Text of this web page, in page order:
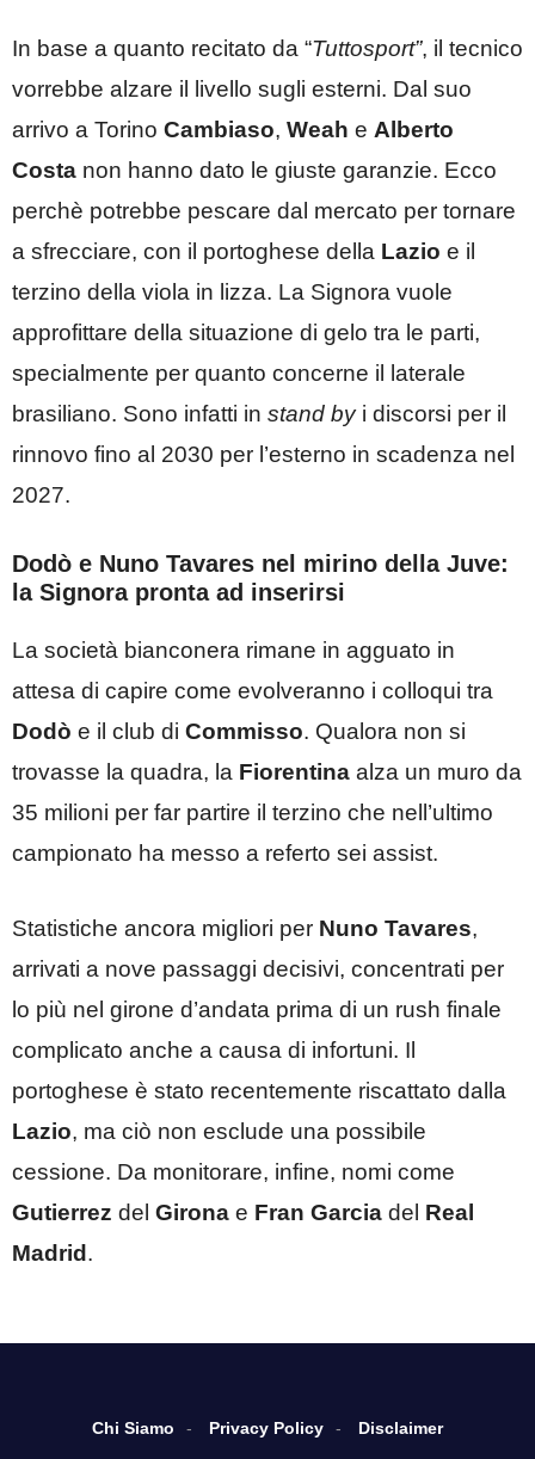
In base a quanto recitato da “Tuttosport”, il tecnico
vorrebbe alzare il livello sugli esterni. Dal suo
arrivo a Torino Cambiaso, Weah e Alberto
Costa non hanno dato le giuste garanzie. Ecco
perchè potrebbe pescare dal mercato per tornare
a sfrecciare, con il portoghese della Lazio e il
terzino della viola in lizza. La Signora vuole
approfittare della situazione di gelo tra le parti,
specialmente per quanto concerne il laterale
brasiliano. Sono infatti in stand by i discorsi per il
rinnovo fino al 2030 per l’esterno in scadenza nel
2027.
Dodò e Nuno Tavares nel mirino della Juve:
la Signora pronta ad inserirsi
La società bianconera rimane in agguato in
attesa di capire come evolveranno i colloqui tra
Dodò e il club di Commisso. Qualora non si
trovasse la quadra, la Fiorentina alza un muro da
35 milioni per far partire il terzino che nell’ultimo
campionato ha messo a referto sei assist.
Statistiche ancora migliori per Nuno Tavares,
arrivati a nove passaggi decisivi, concentrati per
lo più nel girone d’andata prima di un rush finale
complicato anche a causa di infortuni. Il
portoghese è stato recentemente riscattato dalla
Lazio, ma ciò non esclude una possibile
cessione. Da monitorare, infine, nomi come
Gutierrez del Girona e Fran Garcia del Real
Madrid.
Chi Siamo Privacy Policy Disclaimer